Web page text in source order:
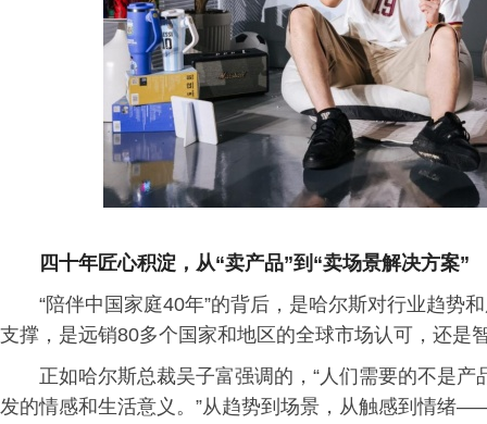
四十年匠心积淀，从“卖产品”到“卖场景解决方案”
“陪伴中国家庭40年”的背后，是哈尔斯对行业趋势
支撑，是远销80多个国家和地区的全球市场认可，还是
正如哈尔斯总裁吴子富强调的，“人们需要的不是
发的情感和生活意义。”从趋势到场景，从触感到情绪